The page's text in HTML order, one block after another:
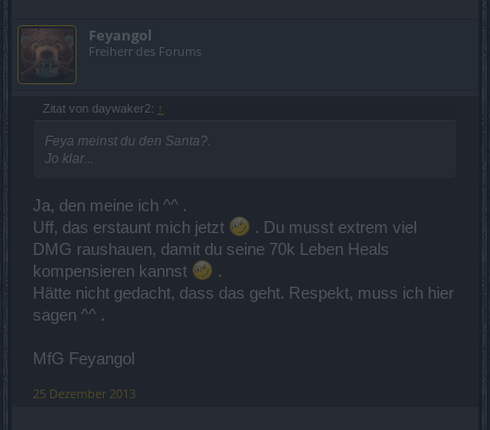
Feyangol
Freiherr des Forums
Zitat von daywaker2: ↑
Feya meinst du den Santa?.
Jo klar...
Ja, den meine ich ^^ .
Uff, das erstaunt mich jetzt
. Du musst extrem viel
DMG raushauen, damit du seine 70k Leben Heals
kompensieren kannst
.
Hätte nicht gedacht, dass das geht. Respekt, muss ich hier
sagen ^^ .
MfG Feyangol
25 Dezember 2013